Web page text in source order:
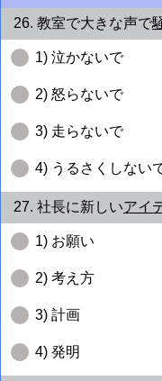
26. 教室で大きな声で
1) 泣かないで
2) 怒らないで
3) 走らないで
4) うるさくしない
27. 社長に新しいアイ
1) お願い
2) 考え方
3) 計画
4) 発明